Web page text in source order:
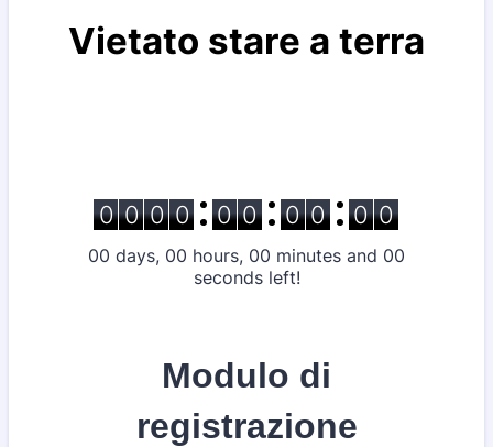
Modulo di
registrazione